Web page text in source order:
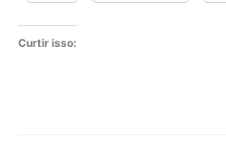
Curtir isso: